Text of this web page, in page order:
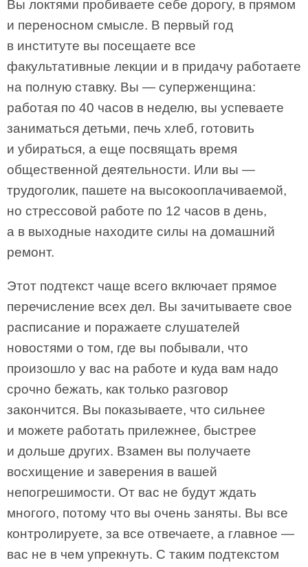
Вы локтями пробиваете себе дорогу, в прямом
и переносном смысле. В первый год
в институте вы посещаете все
факультативные лекции и в придачу работаете
на полную ставку. Вы — суперженщина:
работая по 40 часов в неделю, вы успеваете
заниматься детьми, печь хлеб, готовить
и убираться, а еще посвящать время
общественной деятельности. Или вы —
трудоголик, пашете на высокооплачиваемой,
но стрессовой работе по 12 часов в день,
а в выходные находите силы на домашний
ремонт.
Этот подтекст чаще всего включает прямое
перечисление всех дел. Вы зачитываете свое
расписание и поражаете слушателей
новостями о том, где вы побывали, что
произошло у вас на работе и куда вам надо
срочно бежать, как только разговор
закончится. Вы показываете, что сильнее
и можете работать прилежнее, быстрее
и дольше других. Взамен вы получаете
восхищение и заверения в вашей
непогрешимости. От вас не будут ждать
многого, потому что вы очень заняты. Вы все
контролируете, за все отвечаете, а главное —
вас не в чем упрекнуть. С таким подтекстом